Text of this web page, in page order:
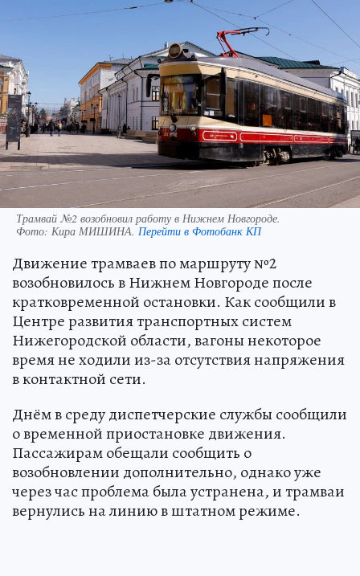
Трамвай №2 возобновил работу в Нижнем Новгороде.
Фото: Кира МИШИНА. Перейти в Фотобанк КП
Движение трамваев по маршруту №2
возобновилось в Нижнем Новгороде после
кратковременной остановки. Как сообщили в
Центре развития транспортных систем
Нижегородской области, вагоны некоторое
время не ходили из-за отсутствия напряжения
в контактной сети.
Днём в среду диспетчерские службы сообщили
о временной приостановке движения.
Пассажирам обещали сообщить о
возобновлении дополнительно, однако уже
через час проблема была устранена, и трамваи
вернулись на линию в штатном режиме.